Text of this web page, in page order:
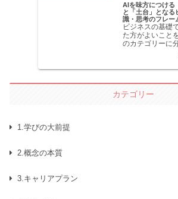
AIを味方につける
と「土台」となる
識・思考のフレー
ビジネスの基礎
た方がよいこと
のカテゴリーに
以上を掲載して
ます。
カテゴリー
1.学びの大前提
2.概念の本質
3.キャリアプラン